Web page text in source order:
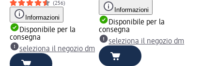
(256)
Informazioni
Disponibile per la
consegna
seleziona il negozio dm
Informazioni
Disponibile per la
consegna
seleziona il negozio dm